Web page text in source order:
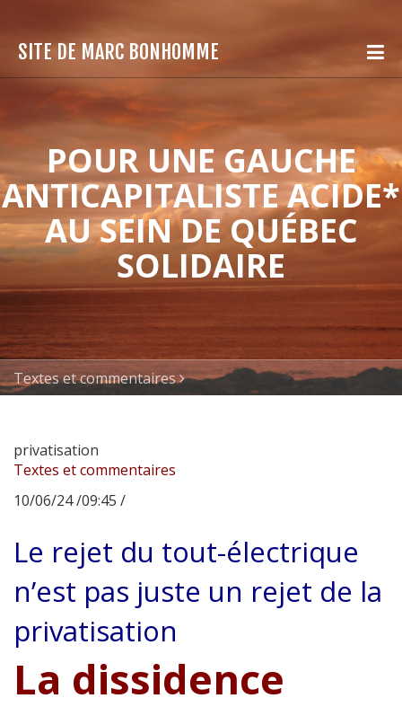
SITE DE MARC BONHOMME
POUR UNE GAUCHE
ANTICAPITALISTE ACIDE*
AU SEIN DE QUÉBEC
SOLIDAIRE
Textes et commentaires
privatisation
Textes et commentaires
10/06/24 /09:45 /
Le rejet du tout-électrique
n’est pas juste un rejet de la
privatisation
La dissidence